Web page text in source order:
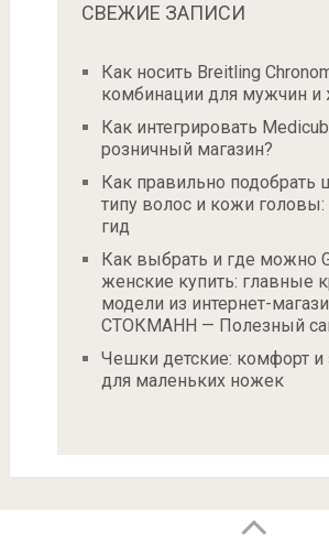
СВЕЖИЕ ЗАПИСИ
Как носить Breitling
комбинации для мужчин
Как интегрировать
розничный магазин?
Как правильно подобрать
типу волос и кожи
гид
Как выбрать и где можно
женские купить: главные
модели из интернет-
СТОКМАНН — Полезный
Чешки детские: комфорт и
для маленьких ножек